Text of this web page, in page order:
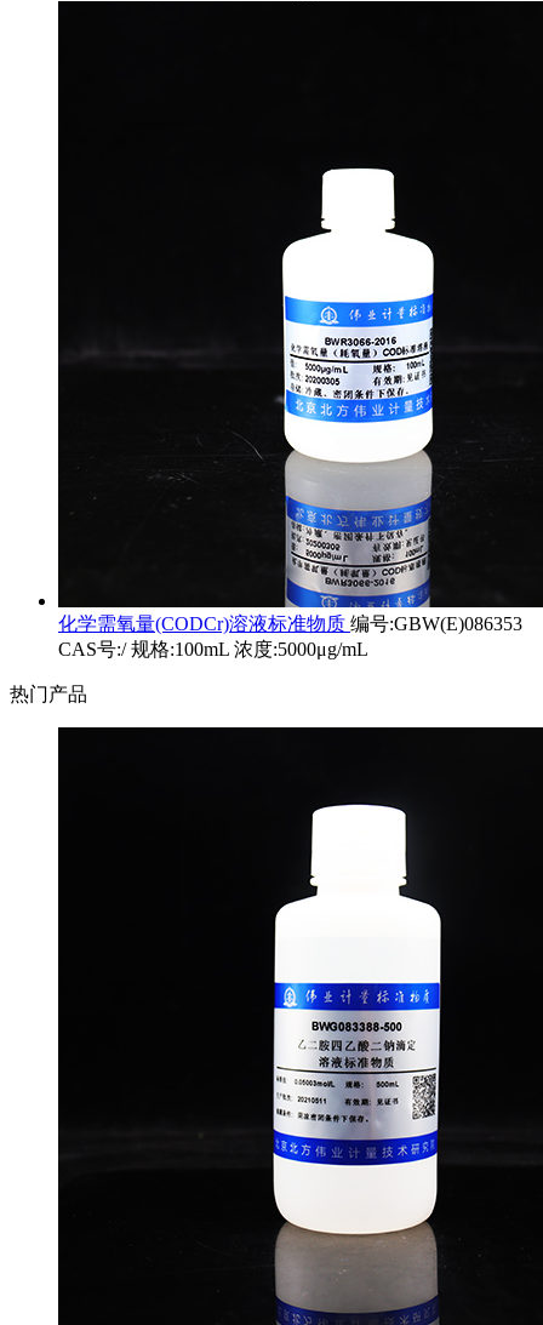
化学需氧量(CODCr)溶液标准物质 编号:GBW(E)086353
CAS号:/ 规格:100mL 浓度:5000μg/mL
热门产品